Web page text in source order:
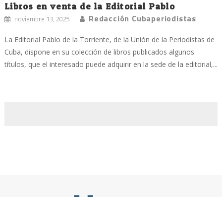
Libros en venta de la Editorial Pablo
noviembre 13, 2025 Redacción Cubaperiodistas
La Editorial Pablo de la Torriente, de la Unión de la Periodistas de
Cuba, dispone en su colección de libros publicados algunos
títulos, que el interesado puede adquirir en la sede de la editorial,...